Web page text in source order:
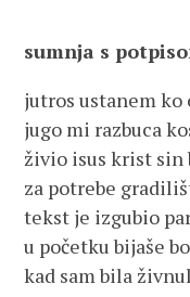
sumnja s
jutros ustanem ko
jugo mi razbuca
živio isus krist sin
za potrebe
tekst je izgubio
u početku bijaše
kad sam bila